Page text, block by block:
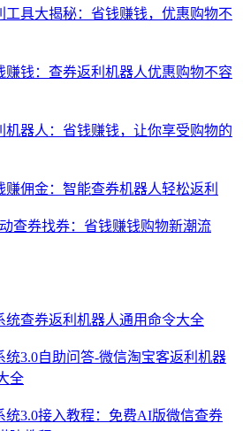
工具大揭秘：省钱赚钱，优惠购物不
赚钱：查券返利机器人优惠购物不容
机器人：省钱赚钱，让你享受购物的
赚佣金：智能查券机器人轻松返利
查券找券：省钱赚钱购物新潮流
统查券返利机器人通用命令大全
统3.0自助问答-微信淘宝客返利机器
全
统3.0接入教程：免费AI版微信查券